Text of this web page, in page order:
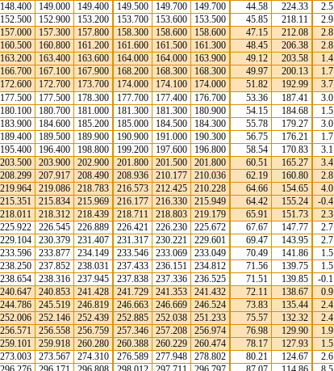
148.400 149.000 149.400 149.500 149.700 149.700 44.58 224.33 2.5
152.500 152.900 153.200 153.700 153.600 153.500 45.85 218.11 2.9
157.000 157.300 157.800 158.300 158.600 158.600 47.15 212.08 2.8
160.500 160.800 161.200 161.600 161.500 161.300 48.45 206.38 2.8
163.200 163.400 163.600 164.000 164.000 163.900 49.12 203.58 1.4
166.700 167.100 167.900 168.200 168.300 168.300 49.97 200.13 1.7
172.600 172.700 173.700 174.000 174.100 174.000 51.82 192.99 3.7
177.500 177.500 178.300 177.700 177.400 176.700 53.36 187.41 3.0
180.100 180.700 181.000 181.300 181.300 180.900 54.15 184.68 1.5
183.900 184.600 185.200 185.000 184.500 184.300 55.78 179.27 3.0
189.400 189.500 189.900 190.900 191.000 190.300 56.75 176.21 1.7
195.400 196.400 198.800 199.200 197.600 196.800 58.54 170.83 3.1
203.500 203.900 202.900 201.800 201.500 201.800 60.51 165.27 3.4
208.299 207.917 208.490 208.936 210.177 210.036 62.19 160.80 2.8
219.964 219.086 218.783 216.573 212.425 210.228 64.66 154.65 4.0
215.351 215.834 215.969 216.177 216.330 215.949 64.42 155.24 -0.4
218.011 218.312 218.439 218.711 218.803 219.179 65.91 151.73 2.3
225.922 226.545 226.889 226.421 226.230 225.672 67.67 147.77 2.7
229.104 230.379 231.407 231.317 230.221 229.601 69.47 143.95 2.7
233.596 233.877 234.149 233.546 233.069 233.049 70.49 141.86 1.5
238.250 237.852 238.031 237.433 236.151 234.812 71.56 139.75 1.5
238.654 238.316 237.945 237.838 237.336 236.525 71.51 139.85 -0.1
240.647 240.853 241.428 241.729 241.353 241.432 72.11 138.67 0.9
244.786 245.519 246.819 246.663 246.669 246.524 73.83 135.44 2.4
252.006 252.146 252.439 252.885 252.038 251.233 75.57 132.32 2.4
256.571 256.558 256.759 257.346 257.208 256.974 76.98 129.90 1.9
259.101 259.918 260.280 260.388 260.229 260.474 78.17 127.93 1.5
273.003 273.567 274.310 276.589 277.948 278.802 80.21 124.67 2.6